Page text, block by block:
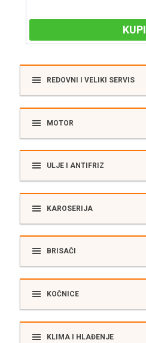
KUPI
REDOVNI I VELIKI SERVIS
MOTOR
ULJE I ANTIFRIZ
KAROSERIJA
BRISAČI
KOČNICE
KLIMA I HLAĐENJE